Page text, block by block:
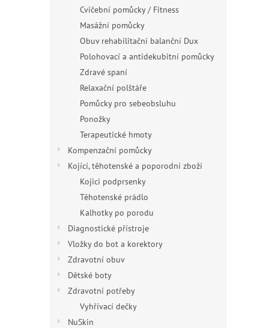
Cvičební pomůcky / Fitness
Masážní pomůcky
Obuv rehabilitační balanční Dux
Polohovací a antidekubitní pomůcky
Zdravé spaní
Relaxační polštáře
Pomůcky pro sebeobsluhu
Ponožky
Terapeutické hmoty
Kompenzační pomůcky
Kojící, těhotenské a poporodní zboží
Kojici podprsenky
Těhotenské prádlo
Kalhotky po porodu
Diagnostické přístroje
Vložky do bot a korektory
Zdravotní obuv
Dětské boty
Zdravotní potřeby
Vyhřívací dečky
NuSkin